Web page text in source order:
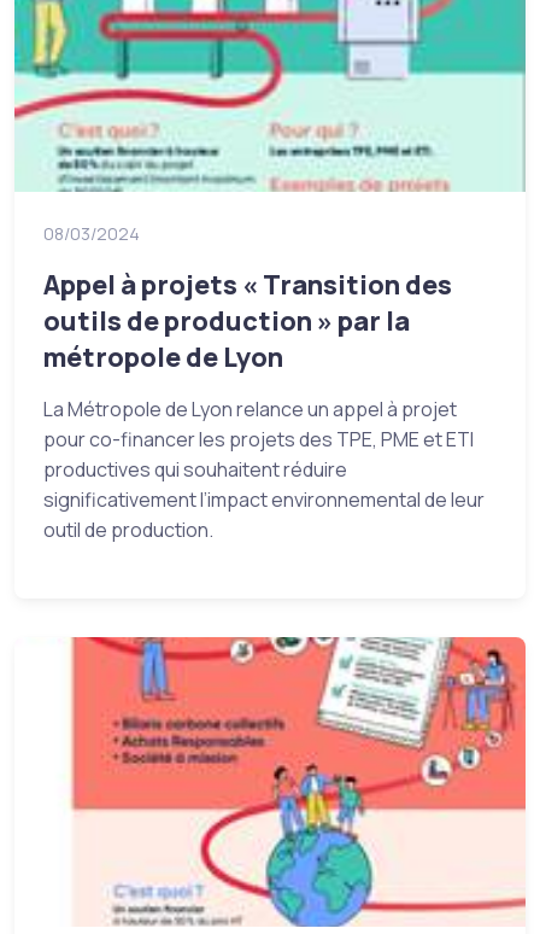
08/03/2024
Appel à projets « Transition des
outils de production » par la
métropole de Lyon
La Métropole de Lyon relance un appel à projet
pour co-financer les projets des TPE, PME et ETI
productives qui souhaitent réduire
significativement l’impact environnemental de leur
outil de production.